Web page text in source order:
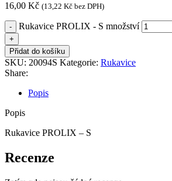
16,00 Kč (13,22 Kč bez DPH)
Rukavice PROLIX - S množství
Přidat do košíku
SKU: 20094S Kategorie: Rukavice
Share:
Popis
Popis
Rukavice PROLIX – S
Recenze